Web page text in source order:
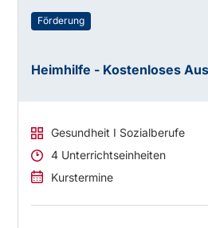
Förderung
Heimhilfe - Kostenloses
Gesundheit I Sozialberufe
4 Unterrichtseinheiten
Kurstermine